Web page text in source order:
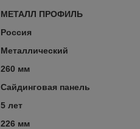
МЕТАЛЛ ПРОФИЛЬ
Россия
Металлический
260 мм
Сайдинговая панель
5 лет
226 мм